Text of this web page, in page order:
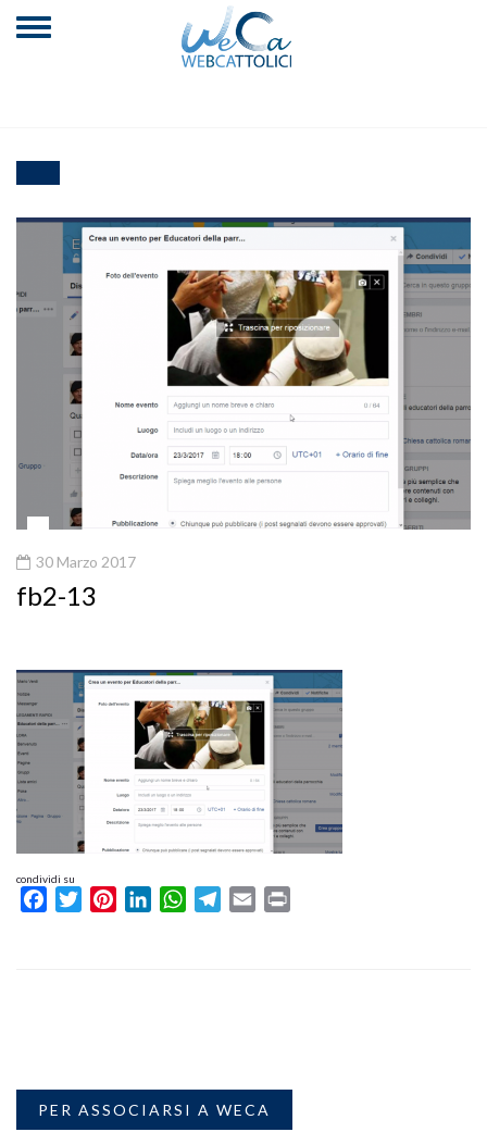
30 Marzo 2017
fb2-13
condividi su
FacebookTwitterPinterestLinkedInWhatsAppTelegram
Email
PER ASSOCIARSI A WECA